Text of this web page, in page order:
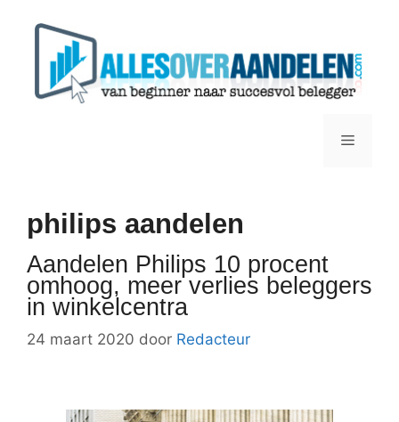
Menu
philips aandelen
Aandelen Philips 10 procent
omhoog, meer verlies beleggers
in winkelcentra
24 maart 2020 door Redacteur